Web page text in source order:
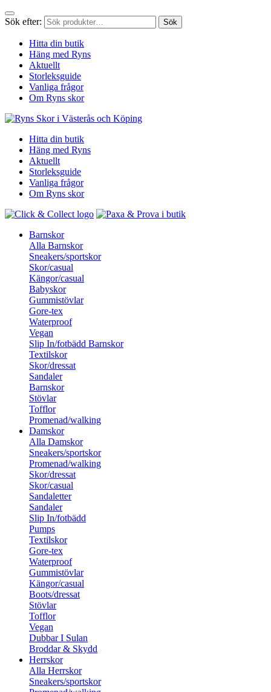
Sök efter: Sök
Hitta din butik
Häng med Ryns
Aktuellt
Storleksguide
Vanliga frågor
Om Ryns skor
Hitta din butik
Häng med Ryns
Aktuellt
Storleksguide
Vanliga frågor
Om Ryns skor
Barnskor
Alla Barnskor
Sneakers/sportskor
Skor/casual
Kängor/casual
Babyskor
Gummistövlar
Gore-tex
Waterproof
Vegan
Slip In/fotbädd Barnskor
Textilskor
Skor/dressat
Sandaler
Barnskor
Stövlar
Tofflor
Promenad/walking
Damskor
Alla Damskor
Sneakers/sportskor
Promenad/walking
Skor/dressat
Skor/casual
Sandaletter
Sandaler
Slip In/fotbädd
Pumps
Textilskor
Gore-tex
Waterproof
Gummistövlar
Kängor/casual
Boots/dressat
Stövlar
Tofflor
Vegan
Dubbar I Sulan
Broddar & Skydd
Herrskor
Alla Herrskor
Sneakers/sportskor